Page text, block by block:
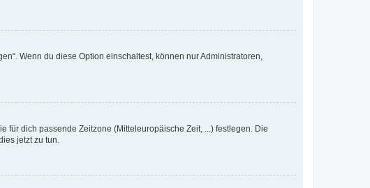
Wenn du diese Option einschaltest, können nur Administratoren,
für dich passende Zeitzone (Mitteleuropäische Zeit, ...) festlegen. Die
jetzt zu tun.